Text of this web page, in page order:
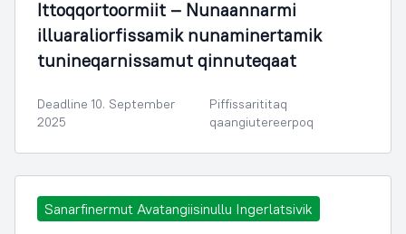
Ittoqqortoormiit – Nunaannarmi
illuaraliorfissamik nunaminertamik
tunineqarnissamut qinnuteqaat
Deadline 10. September
2025
Piffissarititaq
qaangiutereerpoq
Sanarfinermut Avatangiisinullu Ingerlatsivik